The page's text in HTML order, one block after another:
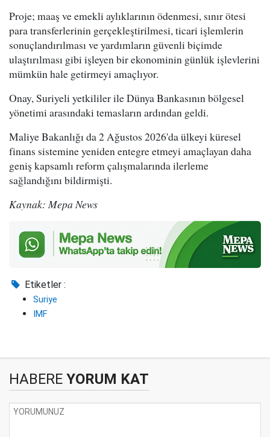
Proje; maaş ve emekli aylıklarının ödenmesi, sınır ötesi
para transferlerinin gerçekleştirilmesi, ticari işlemlerin
sonuçlandırılması ve yardımların güvenli biçimde
ulaştırılması gibi işleyen bir ekonominin günlük işlevlerini
mümkün hale getirmeyi amaçlıyor.
Onay, Suriyeli yetkililer ile Dünya Bankasının bölgesel
yönetimi arasındaki temasların ardından geldi.
Maliye Bakanlığı da 2 Ağustos 2026'da ülkeyi küresel
finans sistemine yeniden entegre etmeyi amaçlayan daha
geniş kapsamlı reform çalışmalarında ilerleme
sağlandığını bildirmişti.
Kaynak: Mepa News
Etiketler :
Suriye
IMF
HABERE YORUM KAT